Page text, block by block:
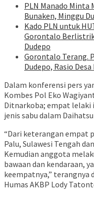
PLN Manado Minta
Bunaken, Minggu
Kado PLN untuk
Gorontalo
Dudepo
Gorontalo Terang.
Dudepo, Rasio
Dalam konferensi pers
Kombes Pol Eko
Ditnarkoba; empat lelaki
jenis sabu dalam
“Dari keterangan empat
Palu, Sulawesi Tengah
Kemudian anggota
bawaan dan kendaraan,
keempatnya,” terangnya
Humas AKBP Lody